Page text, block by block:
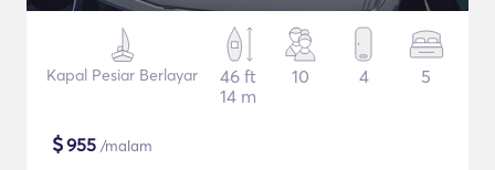
Kapal Pesiar Berlayar
46 ft
14 m
10 4 5
$955 /malam